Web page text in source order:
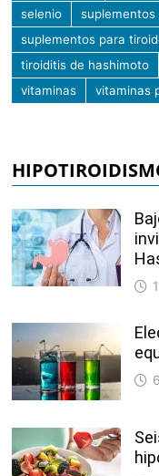
selenio
suplementos
suplementos para
tiroiditis de hashimoto
vitaminas
vitaminas